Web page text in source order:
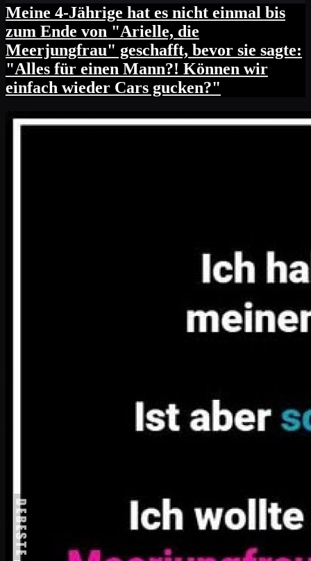
Meine 4-Jährige hat es nicht einmal bis
zum Ende von "Arielle, die
Meerjungfrau" geschafft, bevor sie sagte:
"Alles für einen Mann?! Können wir
einfach wieder Cars gucken?"